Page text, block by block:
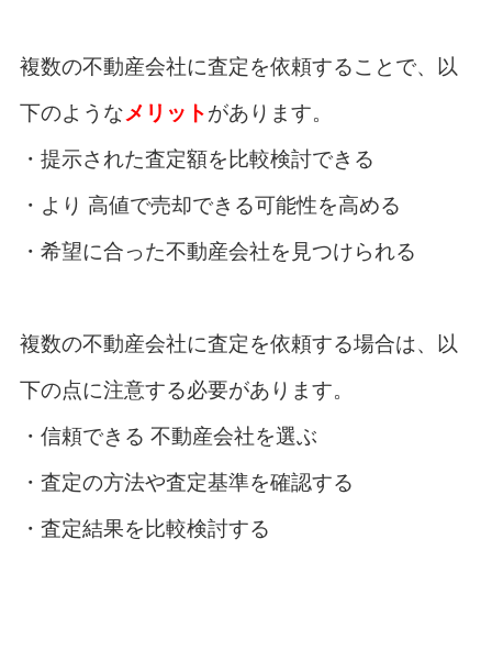
複数の不動産会社に査定を依頼することで、以
下のようなメリットがあります。
・提示された査定額を比較検討できる
・より 高値で売却できる可能性を高める
・希望に合った不動産会社を見つけられる
複数の不動産会社に査定を依頼する場合は、以
下の点に注意する必要があります。
・信頼できる 不動産会社を選ぶ
・査定の方法や査定基準を確認する
・査定結果を比較検討する